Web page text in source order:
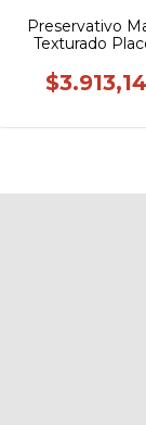
Preservativo
Texturado
$3.913,14